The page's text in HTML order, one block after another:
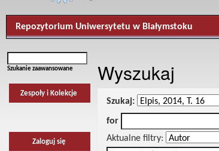
Repozytorium Uniwersytetu w Białymstoku
Szukanie zaawansowane
Zespoły i Kolekcje
Zaloguj się
Wyszukaj
Szukaj:
for
Aktualne filtry: